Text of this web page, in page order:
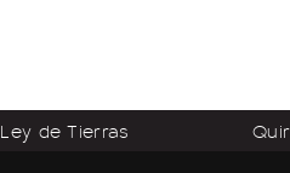
Ley de Tierras